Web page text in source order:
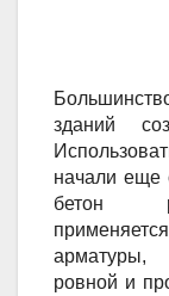
зданий
начали еще
бетон
арматуры,
ровной и